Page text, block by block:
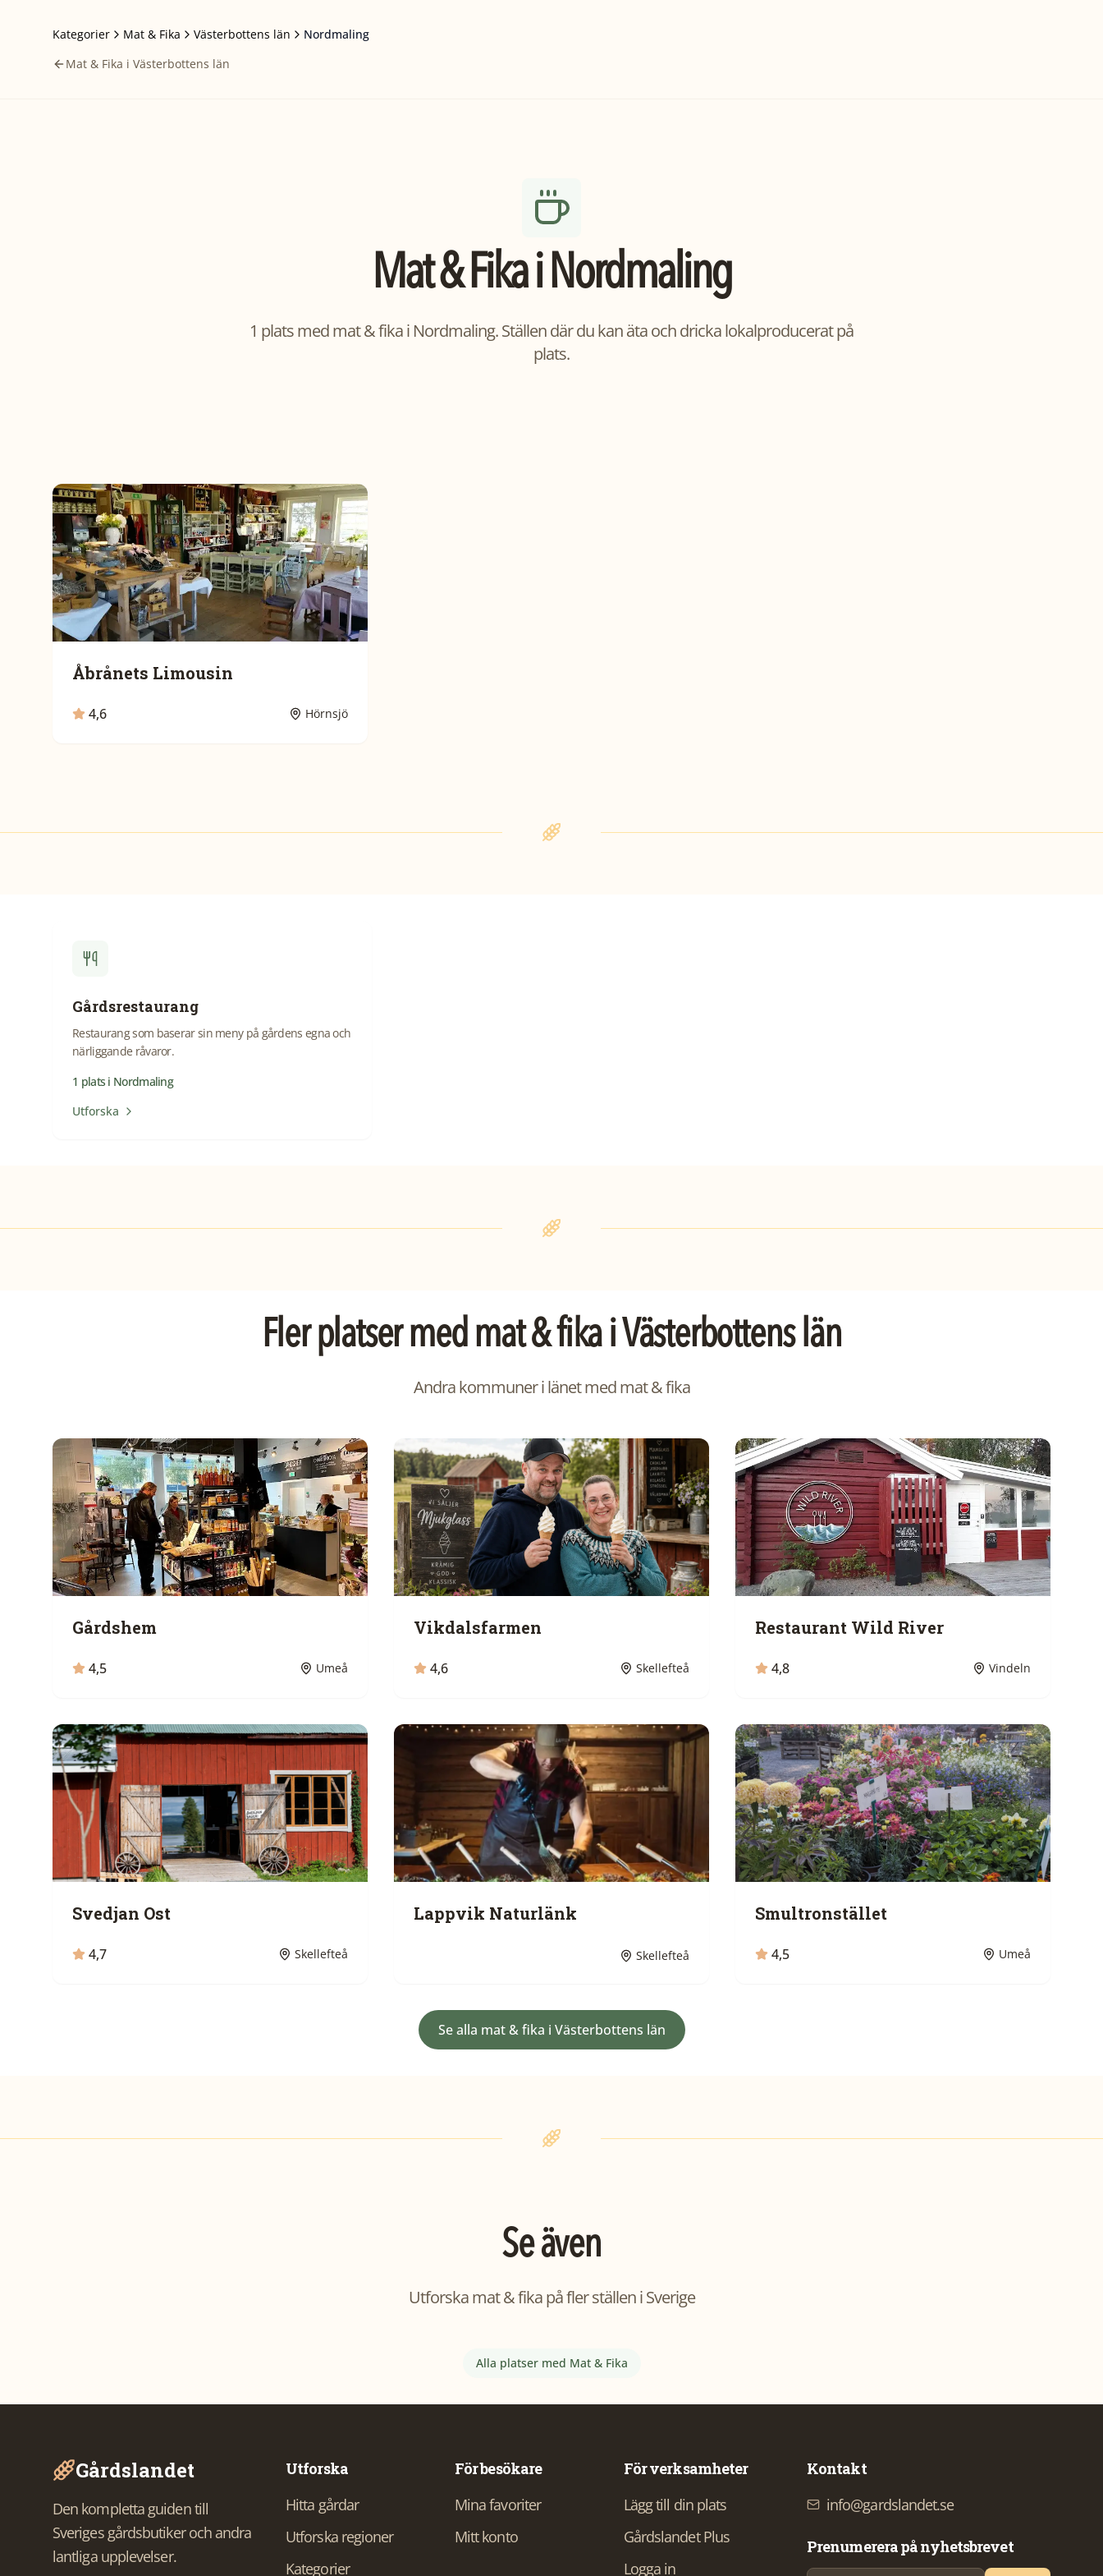
Kategorier Mat & Fika Västerbottens län
Nordmaling
Mat & Fika i Västerbottens län
Mat & FikaiNordmaling
1 plats med mat & fika i Nordmaling. Ställen där du kan äta och dricka lokalproducerat på
plats.
Åbrånets Limousin
4,6 Hörnsjö
Gårdsrestaurang
Restaurang som baserar sin meny på gårdens egna och
närliggande råvaror.
1 plats i Nordmaling
Utforska
Fler platser med mat & fikaiVästerbottens län
Andra kommuner i länet medmat & fika
Gårdshem
4,5 Umeå
Vikdalsfarmen
4,6 Skellefteå
Restaurant Wild River
4,8 Vindeln
Svedjan Ost
4,7 Skellefteå
Lappvik Naturlänk
Skellefteå
Smultronstället
4,5 Umeå
Se alla mat & fika i Västerbottens län
Se även
Utforskamat & fikapå fler ställen i Sverige
Alla platser med Mat & Fika
Gårdslandet
Den kompletta guiden till
Sveriges gårdsbutiker och andra
lantliga upplevelser.
Utforska
Hitta gårdar
Utforska regioner
Kategorier
För besökare
Mina favoriter
Mitt konto
För verksamheter
Lägg till din plats
Gårdslandet Plus
Logga in
Kontakt
info@gardslandet.se
Prenumerera på nyhetsbrevet